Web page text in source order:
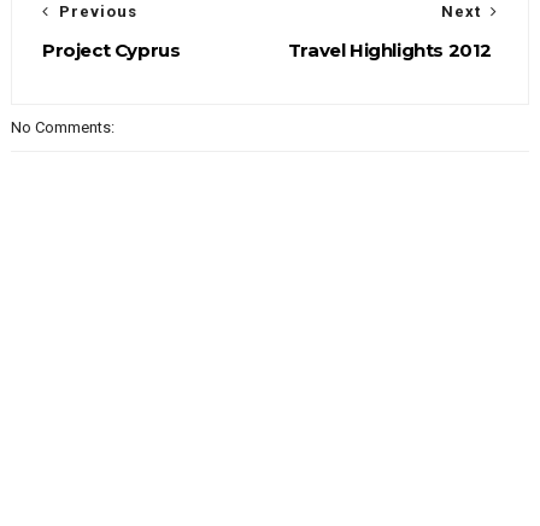
Next
Travel Highlights 2012
Previous
Project Cyprus
No Comments: